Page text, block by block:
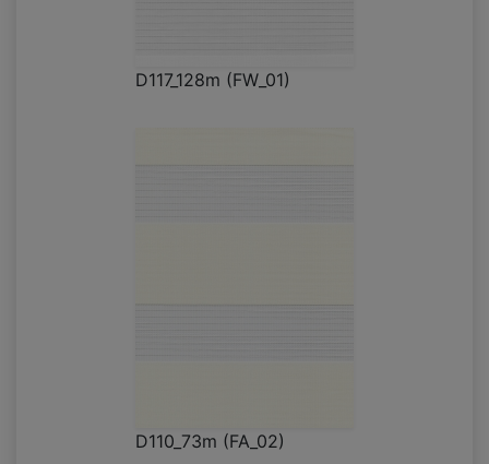
D117_128m (FW_01)
D110_73m (FA_02)